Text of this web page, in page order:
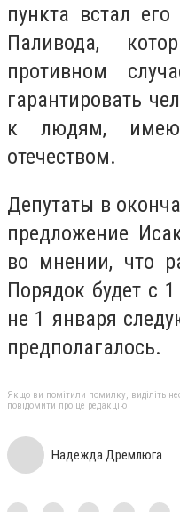
пункта встал его
Паливода,
противном
гарантировать
к людям,
отечеством.
Депутаты в
предложение
во мнении, что
Порядок будет с
не 1 января
предполагалось.
Якщо ви помітили помилку, виділіть
повідомити про це редакцію
Надежда Дремлюга